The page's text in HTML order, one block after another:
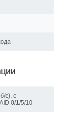
с), с
0/1/5/10